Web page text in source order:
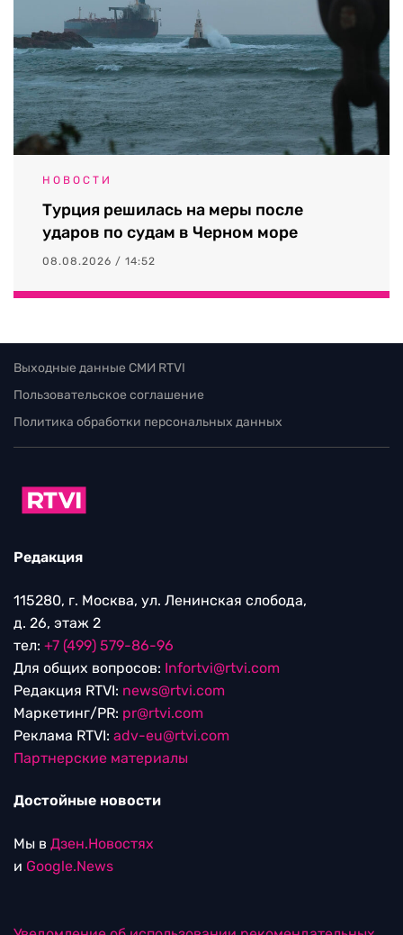
НОВОСТИ
Турция решилась на меры после
ударов по судам в Черном море
08.08.2026 / 14:52
Выходные данные СМИ RTVI
Пользовательское соглашение
Политика обработки персональных данных
Редакция
115280, г. Москва, ул. Ленинская слобода,
д. 26, этаж 2
тел: +7 (499) 579-86-96
Для общих вопросов: Infortvi@rtvi.com
Редакция RTVI: news@rtvi.com
Маркетинг/PR: pr@rtvi.com
Реклама RTVI: adv-eu@rtvi.com
Партнерские материалы
Достойные новости
Мы в Дзен.Новостях
и Google.News